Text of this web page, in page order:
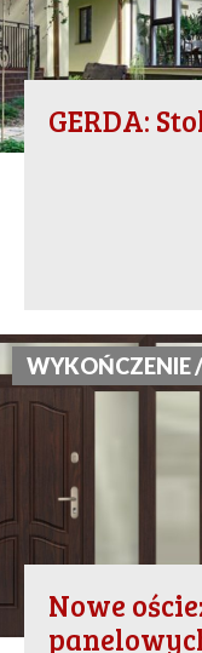
GERDA:
WYKOŃCZENIE
Nowe